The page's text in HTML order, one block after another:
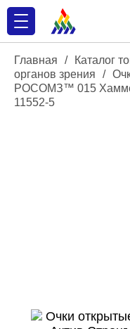
Главная / Каталог
органов зрения
/
РОСОМЗ™ 015
11552-5